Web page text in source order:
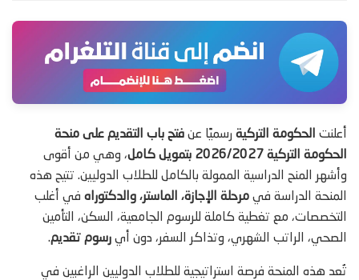
أعلنت الحكومة التركية رسميًا عن فتح باب التقديم على منحة
الحكومة التركية 2026/2027 بتمويل كامل
، وهي من أقوى
وأشهر المنح الدراسية الممولة بالكامل للطلاب الدوليين. تتيح هذه
المنحة الدراسة في مرحلة الإجازة، الماستر، والدكتوراه في أغلب
التخصصات، مع تغطية كاملة للرسوم الجامعية، السكن، التأمين
الصحي، الراتب الشهري، وتذاكر السفر، دون أي رسوم تقديم.
تُعد هذه المنحة فرصة استراتيجية للطلاب الدوليين الراغبين في